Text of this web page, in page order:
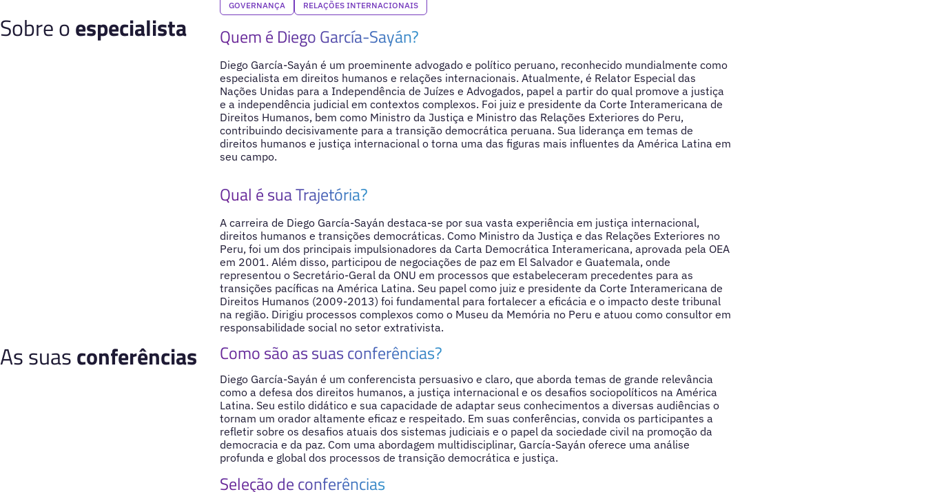
GOVERNANÇA RELAÇÕES INTERNACIONAIS
Sobre oespecialista Quem é Diego García-Sayán?
Diego García-Sayán é um proeminente advogado e político peruano, reconhecido mundialmente como
especialista em direitos humanos e relações internacionais. Atualmente, é Relator Especial das
Nações Unidas para a Independência de Juízes e Advogados, papel a partir do qual promove a justiça
e a independência judicial em contextos complexos. Foi juiz e presidente da Corte Interamericana de
Direitos Humanos, bem como Ministro da Justiça e Ministro das Relações Exteriores do Peru,
contribuindo decisivamente para a transição democrática peruana. Sua liderança em temas de
direitos humanos e justiça internacional o torna uma das figuras mais influentes da América Latina em
seu campo.
Qual é sua Trajetória?
A carreira de Diego García-Sayán destaca-se por sua vasta experiência em justiça internacional,
direitos humanos e transições democráticas. Como Ministro da Justiça e das Relações Exteriores no
Peru, foi um dos principais impulsionadores da Carta Democrática Interamericana, aprovada pela OEA
em 2001. Além disso, participou de negociações de paz em El Salvador e Guatemala, onde
representou o Secretário-Geral da ONU em processos que estabeleceram precedentes para as
transições pacíficas na América Latina. Seu papel como juiz e presidente da Corte Interamericana de
Direitos Humanos (2009-2013) foi fundamental para fortalecer a eficácia e o impacto deste tribunal
na região. Dirigiu processos complexos como o Museu da Memória no Peru e atuou como consultor em
responsabilidade social no setor extrativista.
As suasconferências Como são as suas conferências?
Diego García-Sayán é um conferencista persuasivo e claro, que aborda temas de grande relevância
como a defesa dos direitos humanos, a justiça internacional e os desafios sociopolíticos na América
Latina. Seu estilo didático e sua capacidade de adaptar seus conhecimentos a diversas audiências o
tornam um orador altamente eficaz e respeitado. Em suas conferências, convida os participantes a
refletir sobre os desafios atuais dos sistemas judiciais e o papel da sociedade civil na promoção da
democracia e da paz. Com uma abordagem multidisciplinar, García-Sayán oferece uma análise
profunda e global dos processos de transição democrática e justiça.
Seleção de conferências